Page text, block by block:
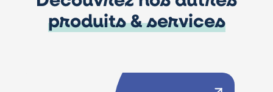
produits & services